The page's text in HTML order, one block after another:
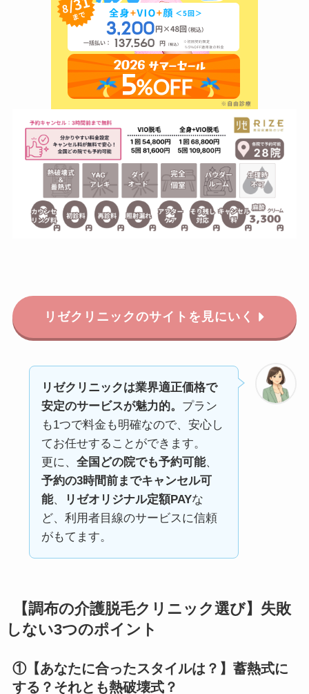
リゼクリニックのサイトを見にいく
リゼクリニックは業界適正価格で
安定のサービスが魅力的。 プラン
も1つで料金も明確なので、安心し
てお任せすることができます。
更に、 全国どの院でも予約可能、
予約の3時間前までキャンセル可
能、 リゼオリジナル定額PAYな
ど、利用者目線のサービスに信頼
がもてます。
【調布の介護脱毛クリニック選び】失敗
しない3つのポイント
①【あなたに合ったスタイルは？】蓄熱式に
する？それとも熱破壊式？